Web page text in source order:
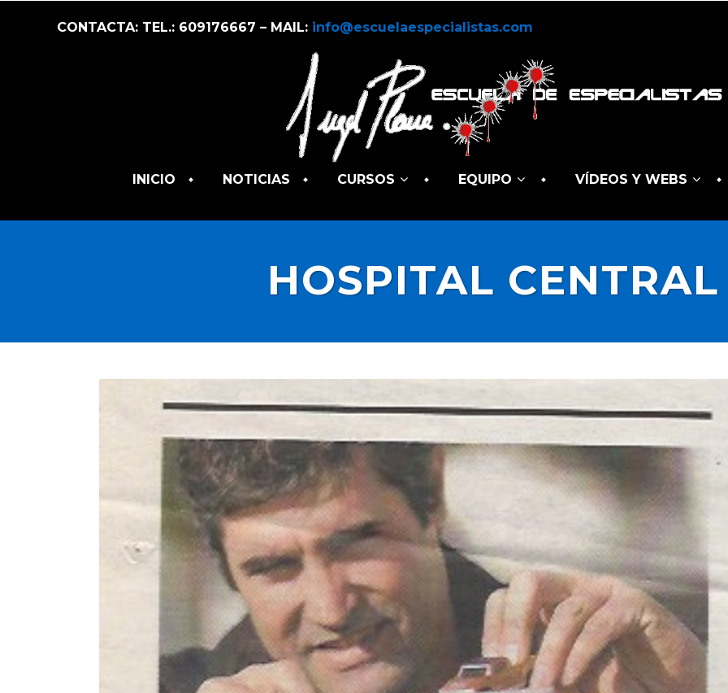
CONTACTA: TEL.: 609176667 – MAIL: info@escuelaespecialistas.com
INICIO NOTICIAS CURSOS EQUIPO VÍDEOS Y WEBS
HOSPITAL CENTRAL